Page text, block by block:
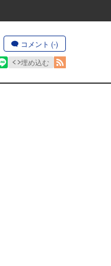
コメント (-)
埋め込む